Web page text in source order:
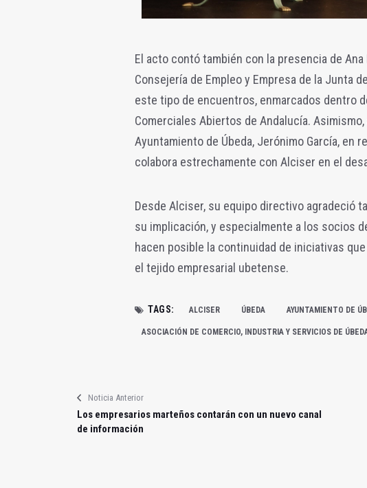
El acto contó también con la presencia de
Consejería de Empleo y Empresa de la Junta
este tipo de encuentros, enmarcados dentro
Comerciales Abiertos de Andalucía.
Ayuntamiento de Úbeda, Jerónimo García, en
colabora estrechamente con Alciser en el
Desde Alciser, su equipo directivo agradeció
su implicación, y especialmente a los socios
hacen posible la continuidad de iniciativas
el tejido empresarial ubetense.
TAGS: ALCISER ÚBEDA AYUNTAMIENTO DE
ASOCIACIÓN DE COMERCIO, INDUSTRIA Y SERVICIOS DE
Noticia Anterior
Los empresarios marteños contarán con un nuevo canal
de información